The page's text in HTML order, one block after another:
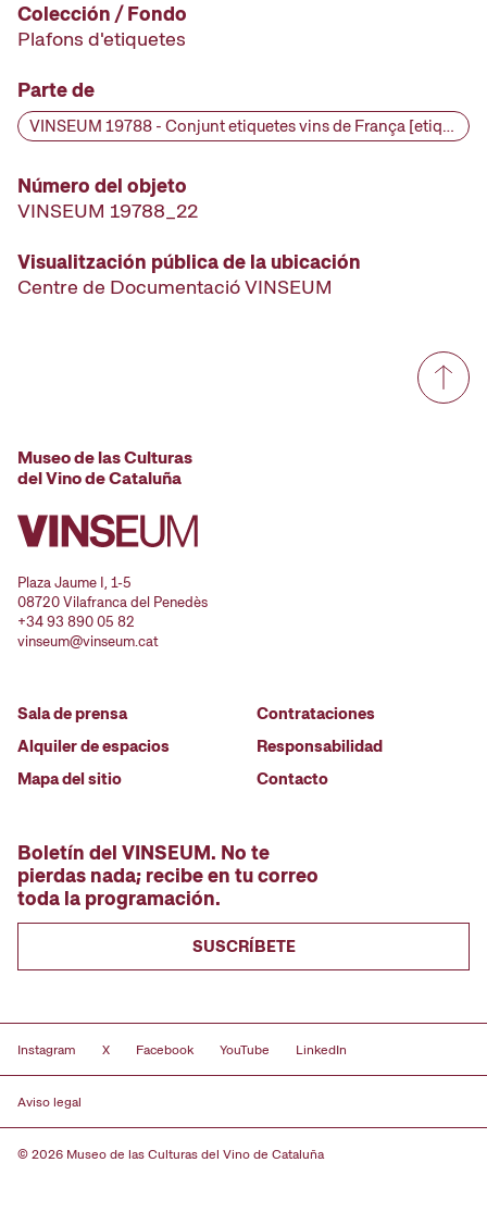
Colección / Fondo
Plafons d'etiquetes
Parte de
VINSEUM 19788 - Conjunt etiquetes vins de França [etiqueta d'ampolla], primera meitat segle XX
Número del objeto
VINSEUM 19788_22
Visualitzación pública de la ubicación
Centre de Documentació VINSEUM
Museo de las Culturas
del Vino de Cataluña
Plaza Jaume I, 1-5
08720 Vilafranca del Penedès
+34 93 890 05 82
vinseum@vinseum.cat
Sala de prensa
Alquiler de espacios
Mapa del sitio
Contrataciones
Responsabilidad
Contacto
Boletín del VINSEUM. No te
pierdas nada; recibe en tu correo
toda la programación.
SUSCRÍBETE
Instagram X Facebook YouTube LinkedIn
Aviso legal
© 2026 Museo de las Culturas del Vino de Cataluña